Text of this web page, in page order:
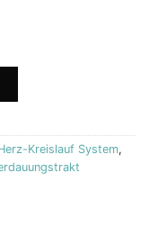
Menge
Kreislauf System,